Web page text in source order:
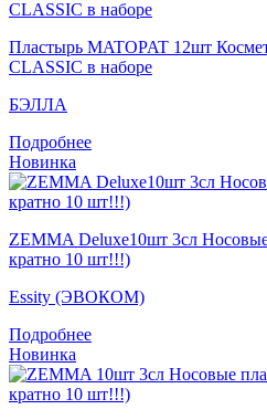
Пластырь MATOPAT 12шт
CLASSIC в наборе
БЭЛЛА
Подробнее
Новинка
ZEMMA Deluxe10шт 3сл
кратно 10 шт!!!)
Essity (ЭВОКОМ)
Подробнее
Новинка